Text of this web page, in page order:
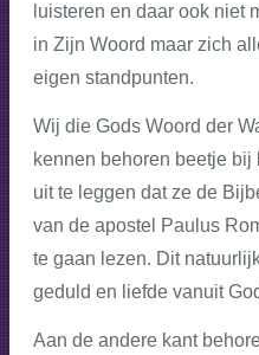
luisteren en daar ook niet
in Zijn Woord maar zich
eigen standpunten.
Wij die Gods Woord der
kennen behoren beetje
uit te leggen dat ze de
van de apostel Paulus
te gaan lezen. Dit
geduld en liefde vanuit
Aan de andere kant